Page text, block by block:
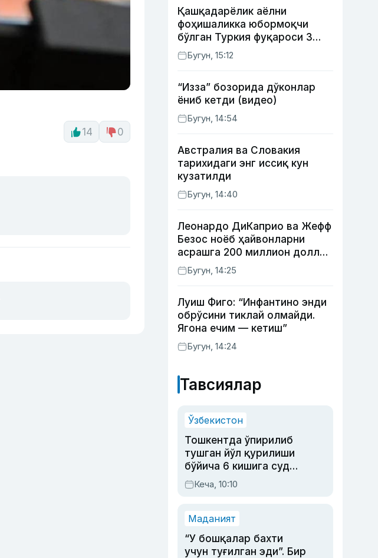
14 0
Қашқадарёлик аёлни
фоҳишаликка юбормоқчи
бўлган Туркия фуқароси 3
йилга қамалди
Бугун, 15:12
“Изза” бозорида дўконлар
ёниб кетди (видео)
Бугун, 14:54
Австралия ва Словакия
тарихидаги энг иссиқ кун
кузатилди
Бугун, 14:40
Леонардо ДиКаприо ва Жефф
Безос ноёб ҳайвонларни
асрашга 200 миллион доллар
ажратди
Бугун, 14:25
Луиш Фиго: “Инфантино энди
обрўсини тиклай олмайди.
Ягона ечим — кетиш”
Бугун, 14:24
Тавсиялар
Ўзбекистон
Тошкентда ўпирилиб
тушган йўл қурилиши
бўйича 6 кишига суд
ҳукми ўқилди
Кеча, 10:10
Маданият
“У бошқалар бахти
учун туғилган эди”. Бир